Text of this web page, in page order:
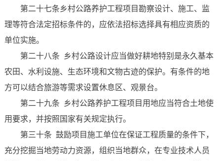
第二十七条乡村公路养护工程项目勘察设计、施工、监
理等符合法定招标条件的，应依法招标选择具有相应资质的
单位实施。
第二十八条 乡村公路设计应当做好耕地特别是永久基本
农田、水利设施、生态环境和文物古迹的保护。有条件的地
方可以结合旅游等需求设置休息区、观景台。
第二十九条 乡村公路养护工程项目用地应当符合土地使
用要求，并按照国家有关规定执行。
第三十条 鼓励项目施工单位在保证工程质量的条件下，
充分挖掘当地劳动力资源，组织当地群众，在专业技术人员